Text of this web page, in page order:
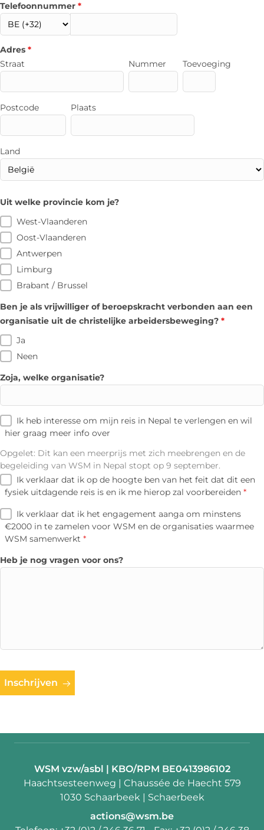
Telefoonnummer *
Adres *
Straat
Nummer Toevoeging
Postcode Plaats
Land
Uit welke provincie kom je?
West-Vlaanderen
Oost-Vlaanderen
Antwerpen
Limburg
Brabant / Brussel
Ben je als vrijwilliger of beroepskracht verbonden aan een
organisatie uit de christelijke arbeidersbeweging? *
Ja
Neen
Zoja, welke organisatie?
Ik heb interesse om mijn reis in Nepal te verlengen en wil
hier graag meer info over
Opgelet: Dit kan een meerprijs met zich meebrengen en de
begeleiding van WSM in Nepal stopt op 9 september.
Ik verklaar dat ik op de hoogte ben van het feit dat dit een
fysiek uitdagende reis is en ik me hierop zal voorbereiden *
Ik verklaar dat ik het engagement aanga om minstens
€2000 in te zamelen voor WSM en de organisaties waarmee
WSM samenwerkt *
Heb je nog vragen voor ons?
Inschrijven
Contactpersoon:
WSM vzw/asbl | KBO/RPM BE0413986102
Adres:
Haachtsesteenweg | Chaussée de Haecht 579
1030 Schaarbeek | Schaerbeek
E-
actions@wsm.be